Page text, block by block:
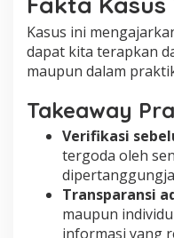
Kasus ini
dapat kita terapkan
maupun dalam
Takeaway
Verifikasi
tergoda oleh
Transparansi
maupun
informasi yang